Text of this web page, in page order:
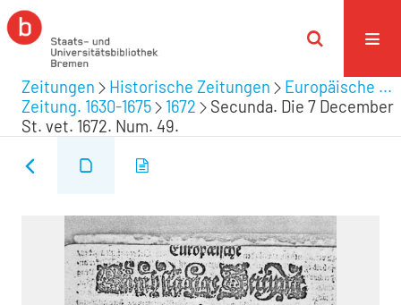
Zeitungen Historische Zeitungen
Europäische ...
Zeitung. 1630-1675
1672
Secunda. Die 7 December
St. vet. 1672. Num. 49.